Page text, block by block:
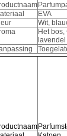
EVA
Wit,
Het